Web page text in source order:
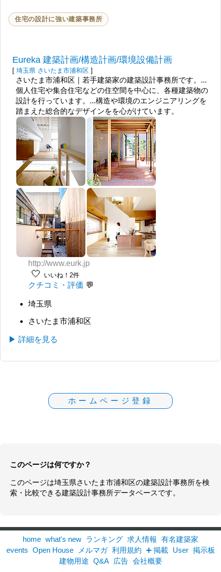
住宅の設計に強い建築事務所
Eureka 建築計画/構造計画/環境設備計画
[ 埼玉県 さいたま市浦和区 ]
さいたま市浦和区｜若手建築家の建築設計事務所です。...
個人住宅や集合住宅などの住空間を中心に、各種建築物の
設計を行っています。...構造や環境のエンジニアリングを
踏まえた総合的なデザインをを心がけています。
http://www.eurk.jp
🤍 いいね！2件
クチコミ・評価
埼玉県
さいたま市浦和区
▶ 詳細を見る
ホームページ登録
このページは何ですか？
このページは埼玉県さいたま市浦和区の建築設計事務所を検
索・比較できる建築設計事務所データベースです。
home what's new ランキング 求人情報 有名建築家
events Open House メルマガ 利用規約 ➕ 掲載 User 掲示板
建物用途 Q&A 広告 会社概要